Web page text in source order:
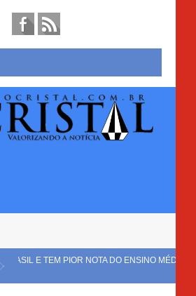
DO ENSINO MÉDIO NO